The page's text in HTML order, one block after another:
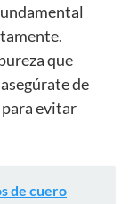
que
de
evitar
de cuero